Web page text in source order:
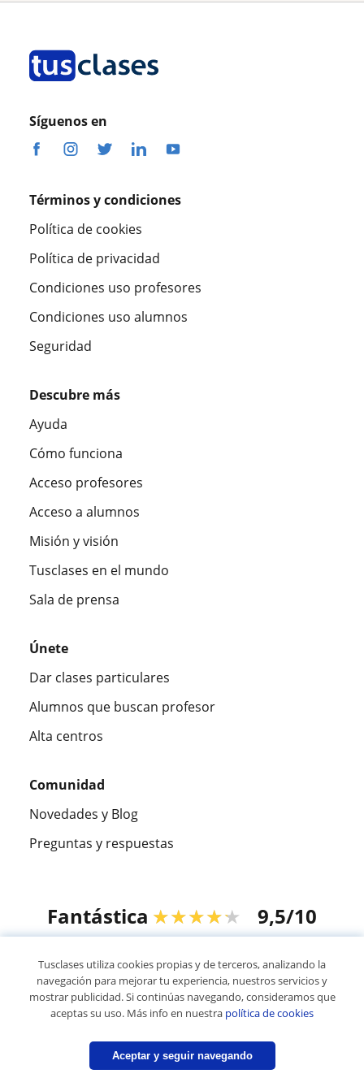
Síguenos en
Términos y condiciones
Política de cookies
Política de privacidad
Condiciones uso profesores
Condiciones uso alumnos
Seguridad
Descubre más
Ayuda
Cómo funciona
Acceso profesores
Acceso a alumnos
Misión y visión
Tusclases en el mundo
Sala de prensa
Únete
Dar clases particulares
Alumnos que buscan profesor
Alta centros
Comunidad
Novedades y Blog
Preguntas y respuestas
Fantástica ★★★★★ 9,5/10
© 2007 - 2026 Tusclases.co
Mapa web:Profesores particulares
Tusclases utiliza cookies propias y de terceros, analizando la
navegación para mejorar tu experiencia, nuestros servicios y
mostrar publicidad. Si continúas navegando, consideramos que
aceptas su uso. Más info en nuestra política de cookies
Aceptar y seguir navegando